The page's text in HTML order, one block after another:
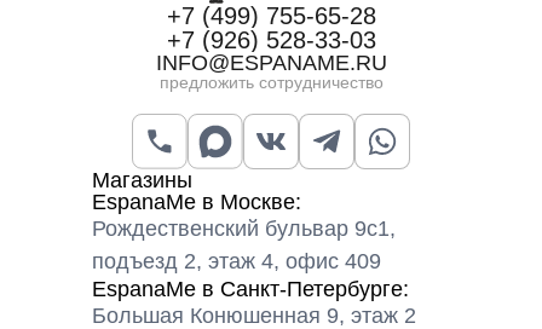
Магазины
EspanaMe в Москве:
Рождественский бульвар 9с1,
подъезд 2, этаж 4, офис 409
EspanaMe в Санкт-Петербурге:
Большая Конюшенная 9, этаж 2
+7 (499) 755-65-28
+7 (926) 528-33-03
INFO@ESPANAME.RU
предложить сотрудничество